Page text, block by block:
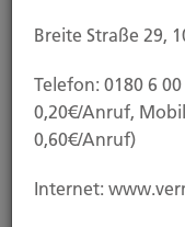
Breite Straße 29,
Telefon: 0180 6
0,20€/Anruf,
0,60€/Anruf)
Internet: